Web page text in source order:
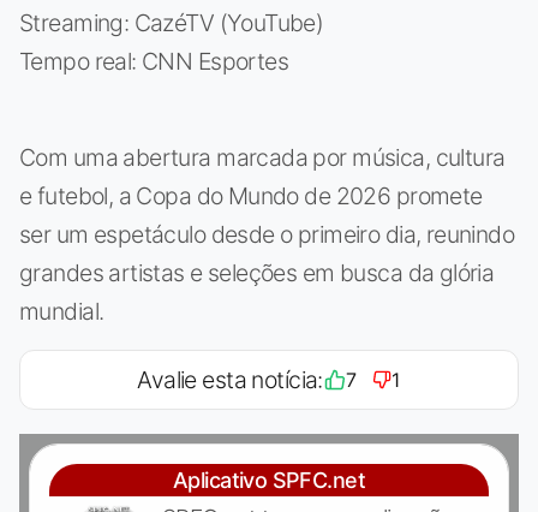
Streaming: CazéTV (YouTube)
Tempo real: CNN Esportes
Com uma abertura marcada por música, cultura
e futebol, a Copa do Mundo de 2026 promete
ser um espetáculo desde o primeiro dia, reunindo
grandes artistas e seleções em busca da glória
mundial.
Avalie esta notícia: 7 1
Aplicativo SPFC.net